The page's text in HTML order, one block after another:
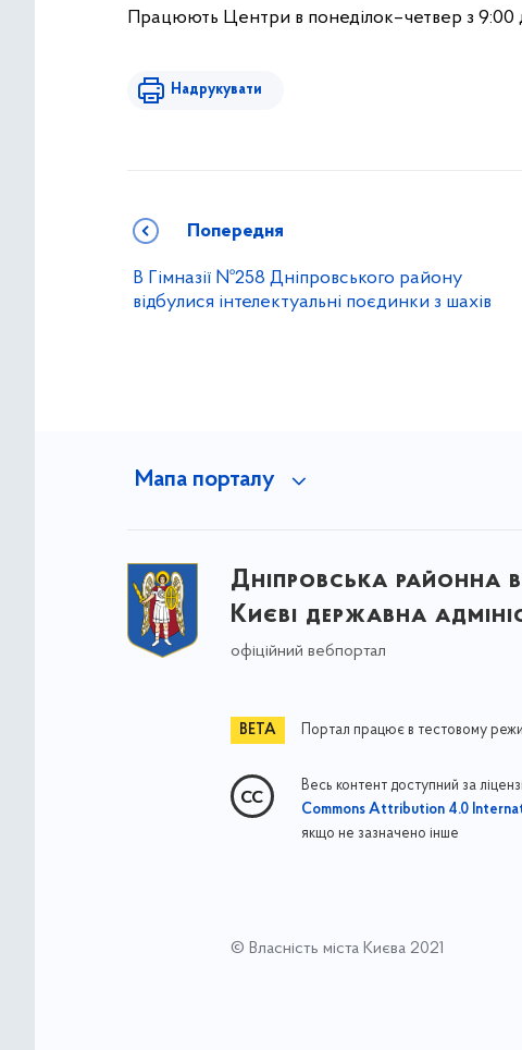
Працюють Центри в понеділок–четвер з 9:00
Надрукувати
Попередня
В Гімназії №258 Дніпровського району
відбулися інтелектуальні поєдинки з шахів
Мапа порталу
Дніпровська районна в
Києві державна
офіційний вебпортал
Портал працює в тестовому
Весь контент доступний за
Commons Attribution 4.0
якщо не зазначено інше
© Власність міста Києва 2021